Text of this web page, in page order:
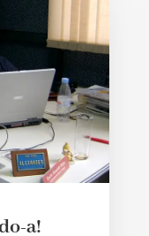
a!